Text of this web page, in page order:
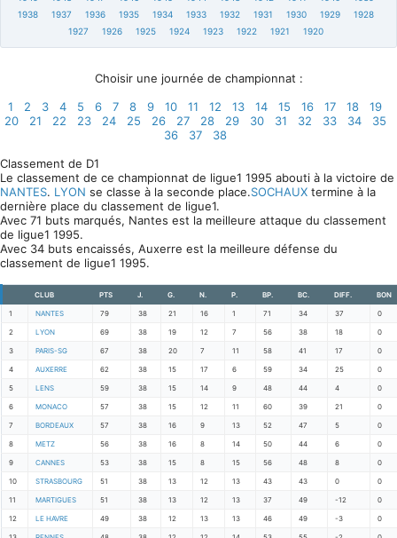
1938
1937 1936 1935 1934 1933 1932 1931 1930 1929
1928
1927
1926 1925 1924 1923 1922 1921 1920
Choisir une journée de championnat :
1
2 3 4 5 6 7 8 9 10 11 12 13 14 15 16 17 18
19
20
21 22 23 24 25 26 27 28 29 30 31 32 33 34
35
36
37
38
Classement de D1
Le classement de ce championnat de ligue1 1995 abouti à la victoire de
NANTES. LYON se classe à la seconde place.SOCHAUX termine à la
dernière place du classement de ligue1.
Avec 71 buts marqués, Nantes est la meilleure attaque du classement
de ligue1 1995.
Avec 34 buts encaissés, Auxerre est la meilleure défense du
classement de ligue1 1995.
CLUB PTS J. G. N. P. BP. BC. DIFF. BON
1 NANTES 79 38 21 16 1 71 34 37 0
2 LYON 69 38 19 12 7 56 38 18 0
3 PARIS-SG 67 38 20 7 11 58 41 17 0
4 AUXERRE 62 38 15 17 6 59 34 25 0
5 LENS 59 38 15 14 9 48 44 4 0
6 MONACO 57 38 15 12 11 60 39 21 0
7 BORDEAUX 57 38 16 9 13 52 47 5 0
8 METZ 56 38 16 8 14 50 44 6 0
9 CANNES 53 38 15 8 15 56 48 8 0
10 STRASBOURG 51 38 13 12 13 43 43 0 0
11 MARTIGUES 51 38 13 12 13 37 49 -12 0
12 LE HAVRE 49 38 12 13 13 46 49 -3 0